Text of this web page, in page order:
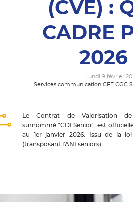
(CVE) :
CADRE
2026
Lundi 9 février
Services communication CFE CGC
Le Contrat de Valorisation de
surnommé "CDI Senior", est
au 1er janvier 2026. Issu de la
(transposant l'ANI seniors).